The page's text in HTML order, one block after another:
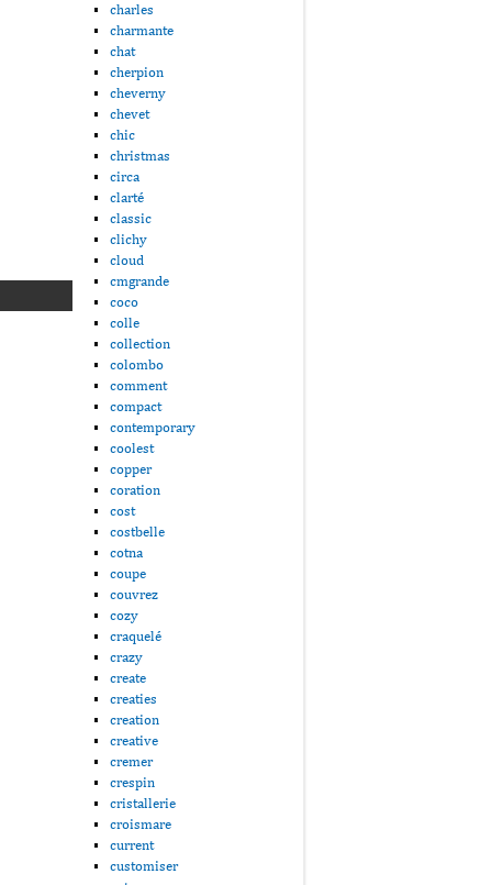
charles
charmante
chat
cherpion
cheverny
chevet
chic
christmas
circa
clarté
classic
clichy
cloud
cmgrande
coco
colle
collection
colombo
comment
compact
contemporary
coolest
copper
coration
cost
costbelle
cotna
coupe
couvrez
cozy
craquelé
crazy
create
creaties
creation
creative
cremer
crespin
cristallerie
croismare
current
customiser